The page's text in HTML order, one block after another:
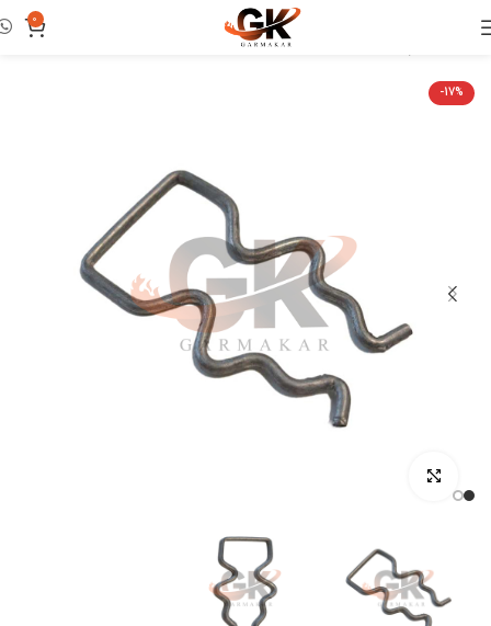
0
خار و کلیپس
-17%